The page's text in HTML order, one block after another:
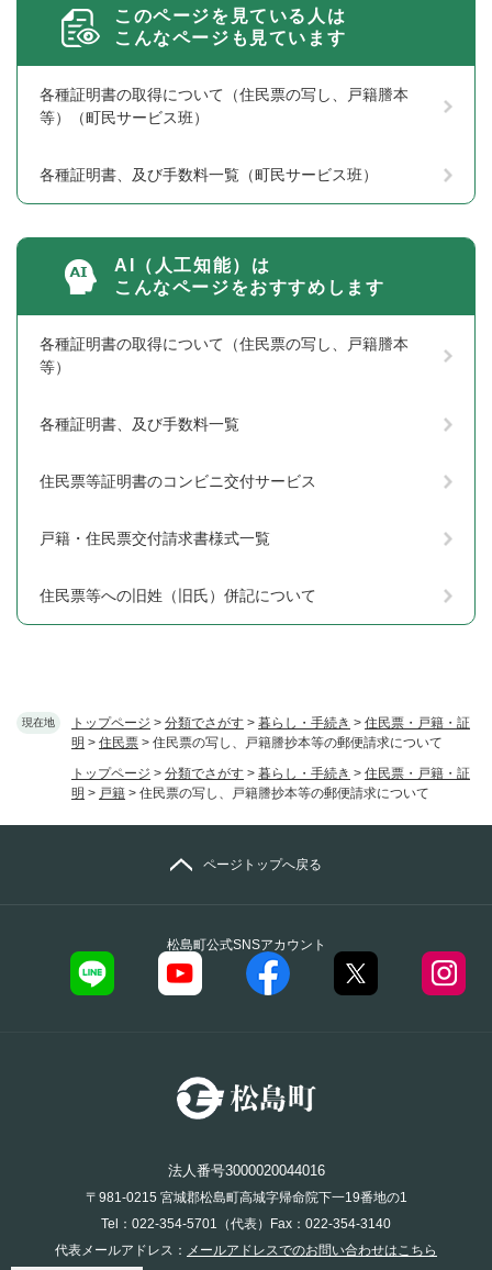
現在地 トップページ > 分類でさがす > 暮らし・手続き > 住民票・戸籍・証
明 > 住民票 > 住民票の写し、戸籍謄抄本等の郵便請求について
トップページ > 分類でさがす > 暮らし・手続き > 住民票・戸籍・証
明 > 戸籍 > 住民票の写し、戸籍謄抄本等の郵便請求について
このページを見ている人は
こんなページも見ています
各種証明書の取得について（住民票の写し、戸籍謄本
等）（町民サービス班）
各種証明書、及び手数料一覧（町民サービス班）
AI（人工知能）は
こんなページをおすすめします
各種証明書の取得について（住民票の写し、戸籍謄本
等）
各種証明書、及び手数料一覧
住民票等証明書のコンビニ交付サービス
戸籍・住民票交付請求書様式一覧
住民票等への旧姓（旧氏）併記について
松島町公式SNSアカウント
ページトップへ戻る
法人番号3000020044016
〒981-0215 宮城郡松島町高城字帰命院下一19番地の1
Tel：022-354-5701（代表）Fax：022-354-3140
代表メールアドレス： メールアドレスでのお問い合わせはこちら